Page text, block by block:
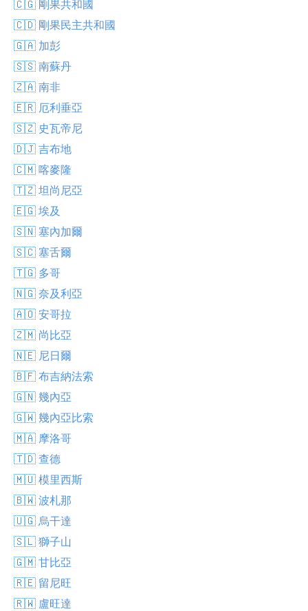
🇨🇬 剛果共和國
🇨🇩 剛果民主共和國
🇬🇦 加彭
🇸🇸 南蘇丹
🇿🇦 南非
🇪🇷 厄利垂亞
🇸🇿 史瓦帝尼
🇩🇯 吉布地
🇨🇲 喀麥隆
🇹🇿 坦尚尼亞
🇪🇬 埃及
🇸🇳 塞內加爾
🇸🇨 塞舌爾
🇹🇬 多哥
🇳🇬 奈及利亞
🇦🇴 安哥拉
🇿🇲 尚比亞
🇳🇪 尼日爾
🇧🇫 布吉納法索
🇬🇳 幾內亞
🇬🇼 幾內亞比索
🇲🇦 摩洛哥
🇹🇩 查德
🇲🇺 模里西斯
🇧🇼 波札那
🇺🇬 烏干達
🇸🇱 獅子山
🇬🇲 甘比亞
🇷🇪 留尼旺
🇷🇼 盧旺達